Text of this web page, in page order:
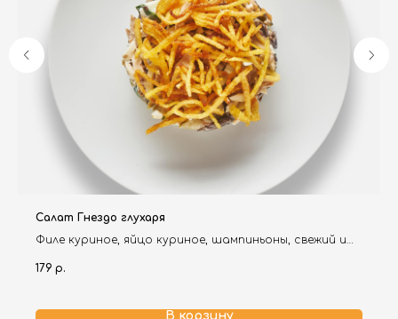
Салат Гнездо глухаря
Филе куриное, яйцо куриное, шампиньоны, свежий и
майонез, чеснок.
179 р.
В корзину